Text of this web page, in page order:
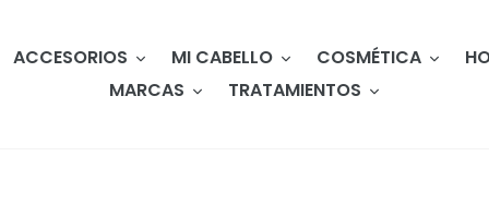
ACCESORIOS MI CABELLO COSMÉTICA
MARCAS
TRATAMIENTOS